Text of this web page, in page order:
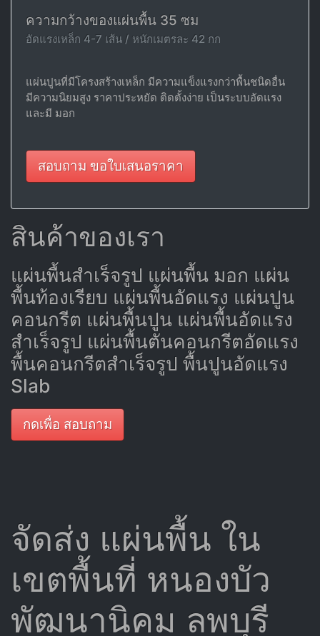
ความกว้างของแผ่นพื้น 35 ซม
อัดแรงเหล็ก 4-7 เส้น / หนักเมตรละ 42 กก
แผ่นปูนที่มีโครงสร้างเหล็ก มีความแข็งแรงกว่าพื้นชนิดอื่น
มีความนิยมสูง ราคาประหยัด ติดตั้งง่าย เป็นระบบอัดแรง
และมี มอก
สอบถาม ขอใบเสนอราคา
สินค้าของเรา
แผ่นพื้นสำเร็จรูป แผ่นพื้น มอก แผ่น
พื้นท้องเรียบ แผ่นพื้นอัดแรง แผ่นปูน
คอนกรีต แผ่นพื้นปูน แผ่นพื้นอัดแรง
สำเร็จรูป แผ่นพื้นตันคอนกรีตอัดแรง
พื้นคอนกรีตสำเร็จรูป พื้นปูนอัดแรง
Slab
กดเพื่อ สอบถาม
จัดส่ง แผ่นพื้น ใน
เขตพื้นที่ หนองบัว
พัฒนานิคม ลพบุรี